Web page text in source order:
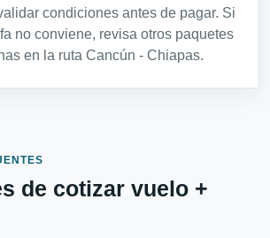
condiciones antes de pagar. Si
no conviene, revisa otros paquetes
en la ruta Cancún - Chiapas.
de cotizar vuelo +